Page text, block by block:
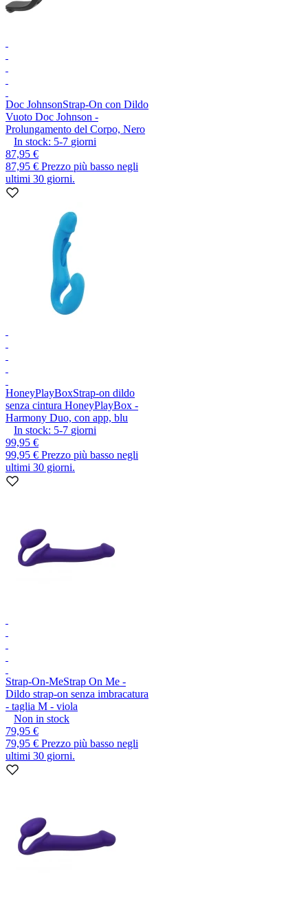
Doc JohnsonStrap-On con Dildo
Vuoto Doc Johnson -
Prolungamento del Corpo, Nero
In stock: 5-7 giorni
87,95 €
87,95 € Prezzo più basso negli
ultimi 30 giorni.
HoneyPlayBoxStrap-on dildo
senza cintura HoneyPlayBox -
Harmony Duo, con app, blu
In stock: 5-7 giorni
99,95 €
99,95 € Prezzo più basso negli
ultimi 30 giorni.
Strap-On-MeStrap On Me -
Dildo strap-on senza imbracatura
- taglia M - viola
Non in stock
79,95 €
79,95 € Prezzo più basso negli
ultimi 30 giorni.